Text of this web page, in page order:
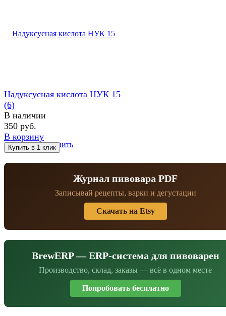
избранное сравнить
Надуксусная кислота НУК 15
(6)
В наличии
350 руб.
В корзину
Журнал пивовара PDF
Записывай рецепты, варки и дегустации
Скачать на Etsy
BrewERP — ERP-система для пивоварен
Производство, склад, заказы — всё в одном месте
Попробовать бесплатно